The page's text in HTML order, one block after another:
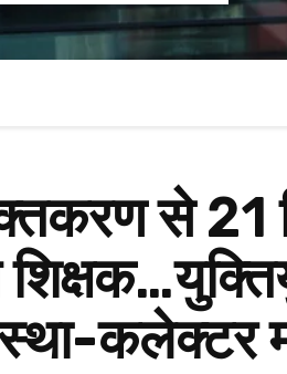
से 21
कलेक्टर